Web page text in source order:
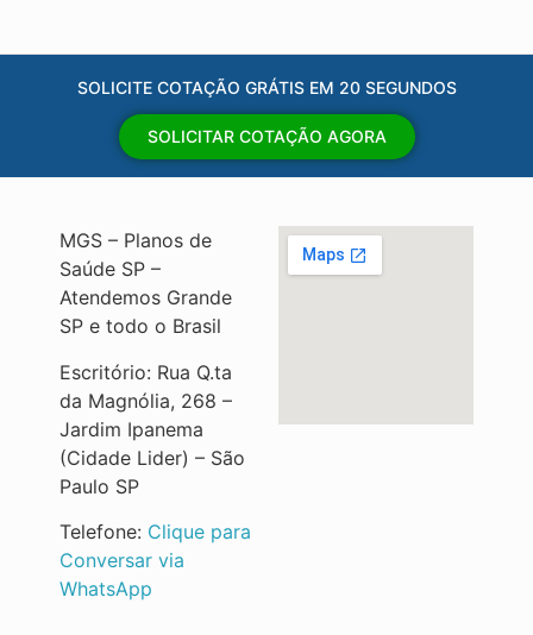
SOLICITE COTAÇÃO GRÁTIS EM 20 SEGUNDOS
SOLICITAR COTAÇÃO AGORA
MGS – Planos de
Saúde SP –
Atendemos Grande
SP e todo o Brasil
Escritório: Rua Q.ta
da Magnólia, 268 –
Jardim Ipanema
(Cidade Lider) – São
Paulo SP
Telefone: Clique para
Conversar via
WhatsApp